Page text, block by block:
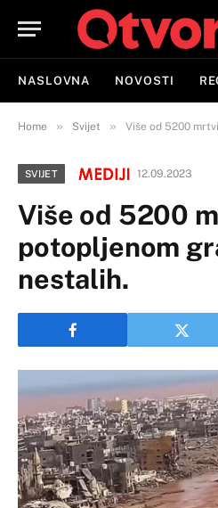
NASLOVNA NOVOSTI
Home » Svijet » Više od 5200 mrtvih
SVIJET 12.09.2023
Više od 5200
potopljenom
nestalih.